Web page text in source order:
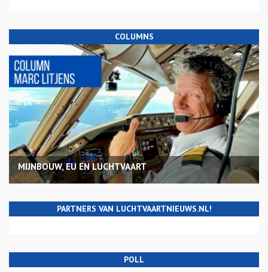
COLUMNS
MIJNBOUW, EU EN LUCHTVAART
PARTNERS VAN LUCHTVAARTNIEUWS.NL!
POLL